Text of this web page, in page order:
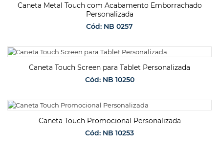
Caneta Metal Touch com Acabamento Emborrachado
Personalizada
Cód: NB 0257
SOLICITAR ORÇAMENTO
Caneta Touch Screen para Tablet Personalizada
Cód: NB 10250
SOLICITAR ORÇAMENTO
Caneta Touch Promocional Personalizada
Cód: NB 10253